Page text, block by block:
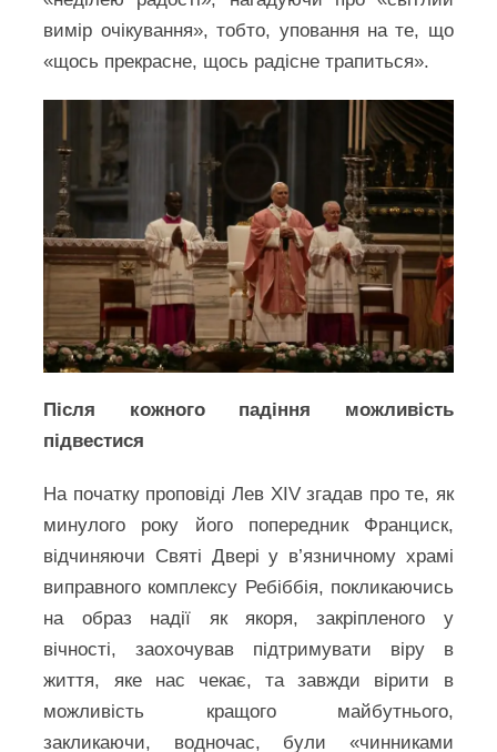
вимір очікування», тобто, уповання на те, що
«щось прекрасне, щось радісне трапиться».
Після кожного падіння можливість
підвестися
На початку проповіді Лев XIV згадав про те, як
минулого року його попередник Франциск,
відчиняючи Святі Двері у в’язничному храмі
виправного комплексу Ребіббія, покликаючись
на образ надії як якоря, закріпленого у
вічності, заохочував підтримувати віру в
життя, яке нас чекає, та завжди вірити в
можливість кращого майбутнього,
закликаючи, водночас, були «чинниками